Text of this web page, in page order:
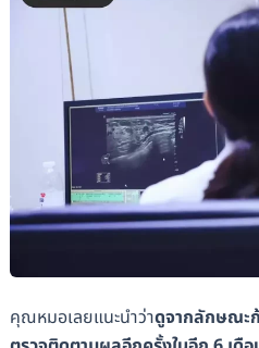
คุณหมอเลยแนะนำว่าดูจากลักษณะ